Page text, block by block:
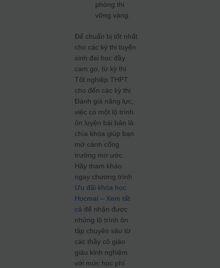
phòng thi
vững vàng.
Để chuẩn bị tốt nhất
cho các kỳ thi tuyển
sinh đại học đầy
cam go, từ kỳ thi
Tốt nghiệp THPT
cho đến các kỳ thi
Đánh giá năng lực,
việc có một lộ trình
ôn luyện bài bản là
chìa khóa giúp bạn
mở cánh cổng
trường mơ ước.
Hãy tham khảo
ngay chương trình
Ưu đãi khóa học
Hocmai – Xem tất
cả để nhận được
những lộ trình ôn
tập chuyên sâu từ
các thầy cô giáo
giàu kinh nghiệm
với mức học phí